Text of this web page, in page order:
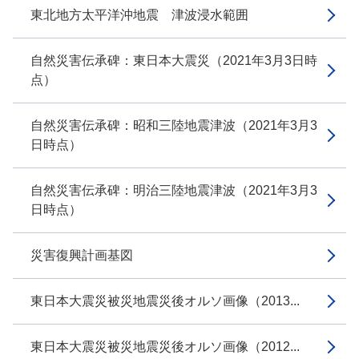
東北地方太平洋沖地震 津波浸水範囲
自然災害伝承碑：東日本大震災（2021年3月3日時
点）
自然災害伝承碑：昭和三陸地震津波（2021年3月3
日時点）
自然災害伝承碑：明治三陸地震津波（2021年3月3
日時点）
災害復興計画基図
東日本大震災被災地震災後オルソ画像（2013...
東日本大震災被災地震災後オルソ画像（2012...